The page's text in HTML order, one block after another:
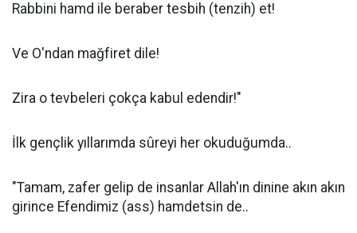
Rabbini hamd ile beraber tesbih (tenzih) et!
Ve O'ndan mağfiret dile!
Zira o tevbeleri çokça kabul edendir!"
İlk gençlik yıllarımda sûreyi her okuduğumda..
"Tamam, zafer gelip de insanlar Allah'ın dinine akın akın
girince Efendimiz (ass) hamdetsin de..